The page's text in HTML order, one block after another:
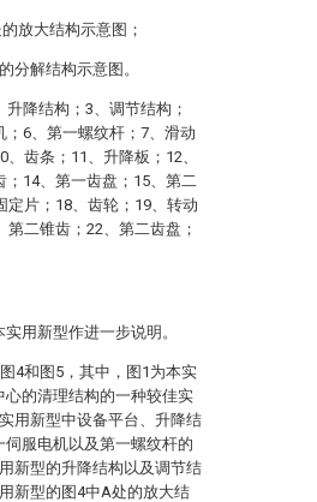
放大结构示意图；
分解结构示意图。
降结构；3、调节结构；
6、第一螺纹杆；7、滑动
齿条；11、升降板；12、
14、第一齿盘；15、第二
定片；18、齿轮；19、转动
二锥齿；22、第二齿盘；
用新型作进一步说明。
4和图5，其中，图1为本实
的清理结构的一种较佳实
用新型中设备平台、升降结
服电机以及第一螺纹杆的
新型的升降结构以及调节结
新型的图4中A处的放大结